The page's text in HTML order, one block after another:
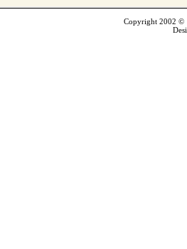
Copyright 2002 ©